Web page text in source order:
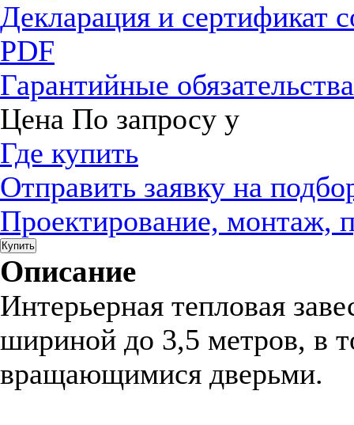
Декларация и сертификат
PDF
Гарантийные
Цена По запросу у
Где купить
Отправить заявку на
Проектирование, монтаж,
Купить
Описание
Интерьерная тепловая
шириной до 3,5 метров, в
вращающимися дверьми.